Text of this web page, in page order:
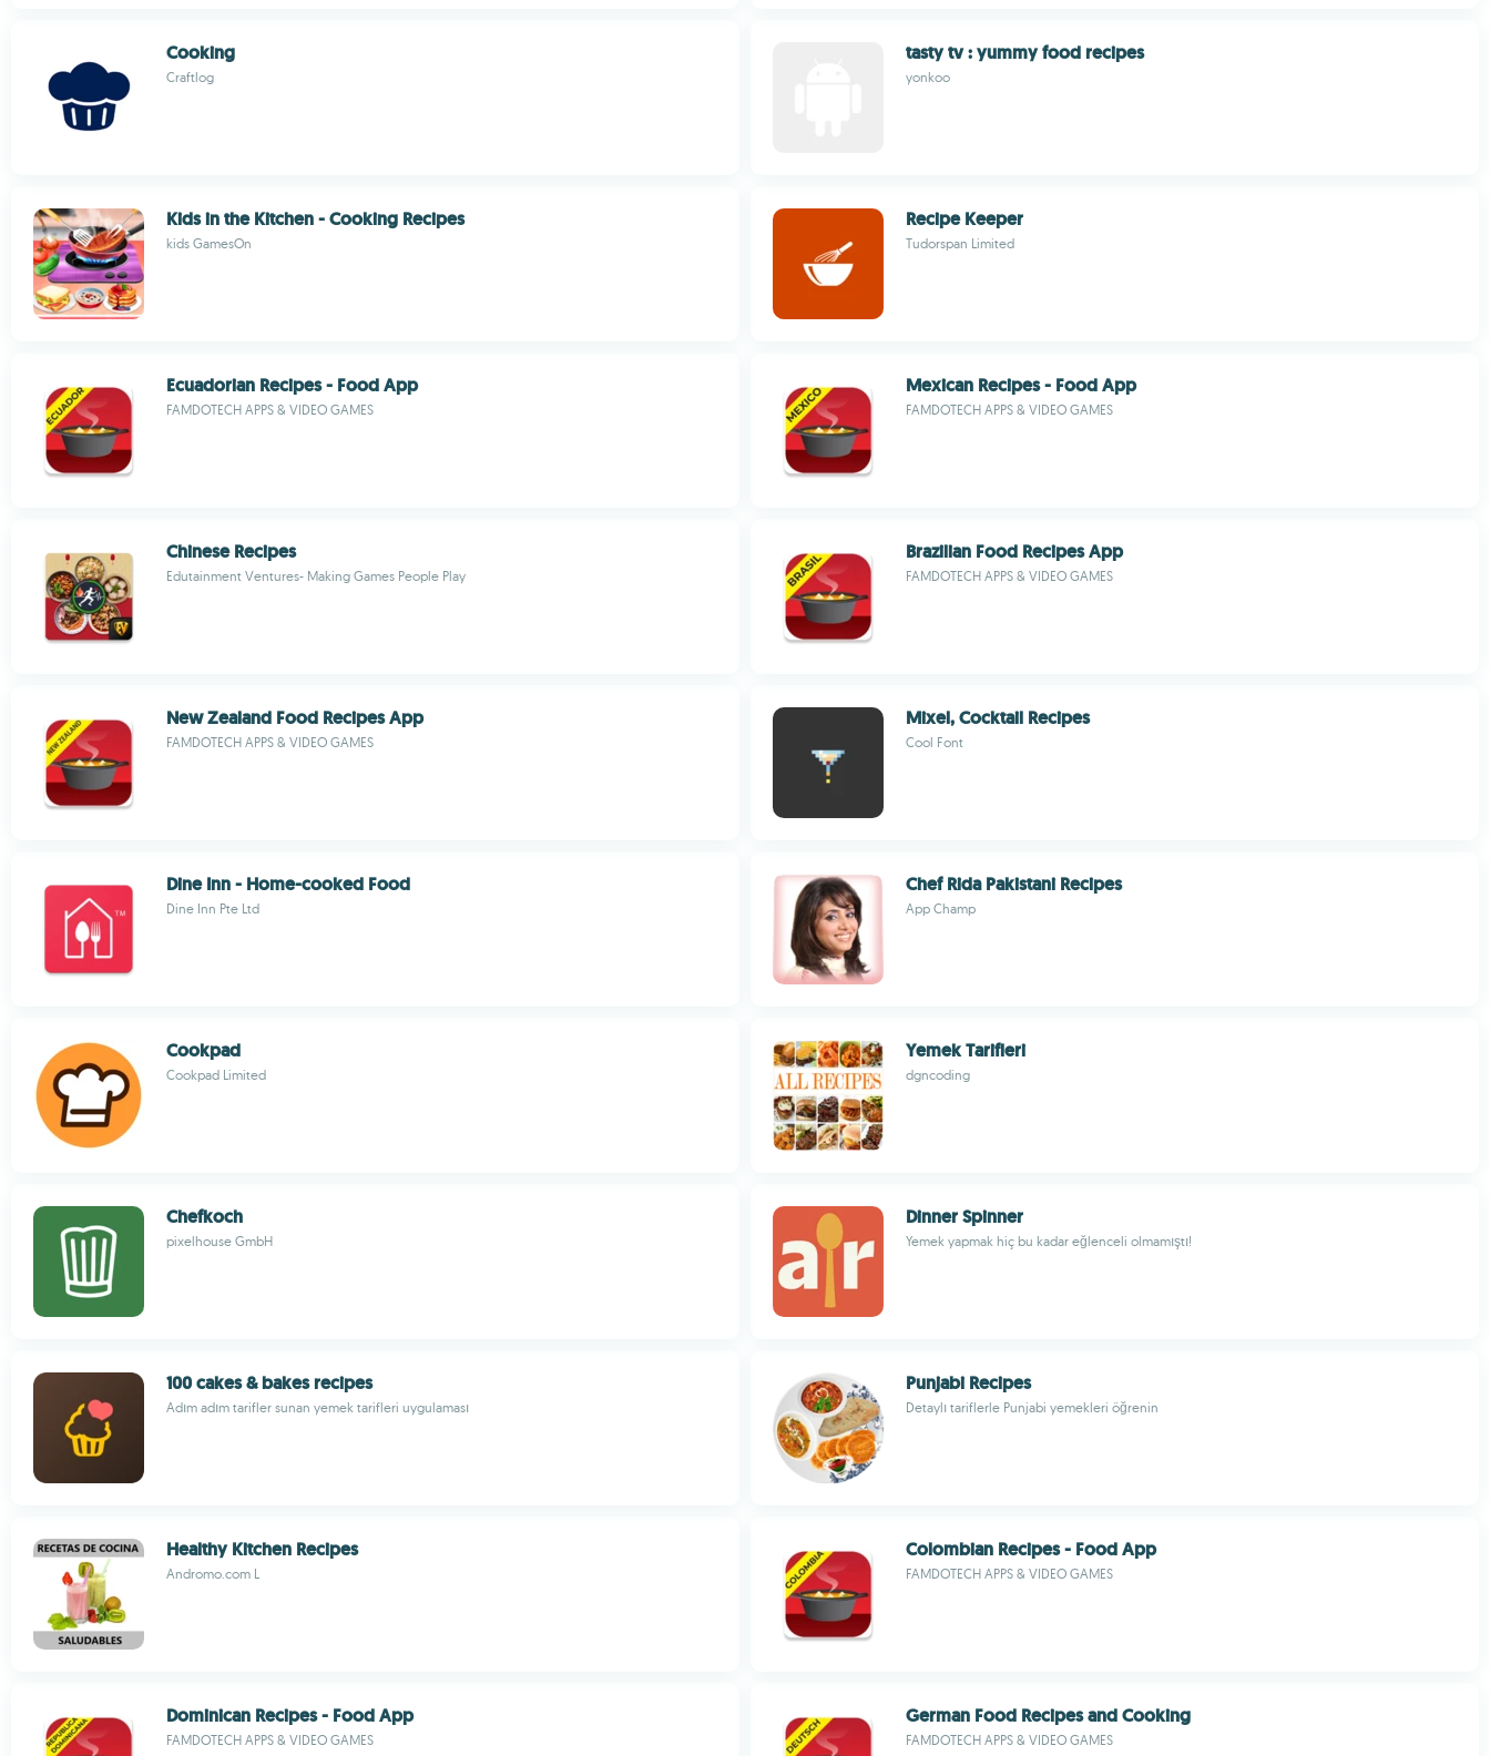
Cooking
Craftlog
tasty tv : yummy food recipes
yonkoo
Kids in the Kitchen - Cooking Recipes
kids GamesOn
Recipe Keeper
Tudorspan Limited
Ecuadorian Recipes - Food App
FAMDOTECH APPS & VIDEO GAMES
Mexican Recipes - Food App
FAMDOTECH APPS & VIDEO GAMES
Chinese Recipes
Edutainment Ventures- Making Games People Play
Brazilian Food Recipes App
FAMDOTECH APPS & VIDEO GAMES
New Zealand Food Recipes App
FAMDOTECH APPS & VIDEO GAMES
Mixel, Cocktail Recipes
Cool Font
Dine Inn - Home-cooked Food
Dine Inn Pte Ltd
Chef Rida Pakistani Recipes
App Champ
Cookpad
Cookpad Limited
Yemek Tarifleri
dgncoding
Chefkoch
pixelhouse GmbH
Dinner Spinner
Yemek yapmak hiç bu kadar eğlenceli olmamıştı!
100 cakes & bakes recipes
Adım adım tarifler sunan yemek tarifleri uygulaması
Punjabi Recipes
Detaylı tariflerle Punjabi yemekleri öğrenin
Healthy Kitchen Recipes
Andromo.com L
Colombian Recipes - Food App
FAMDOTECH APPS & VIDEO GAMES
Dominican Recipes - Food App
FAMDOTECH APPS & VIDEO GAMES
German Food Recipes and Cooking
FAMDOTECH APPS & VIDEO GAMES